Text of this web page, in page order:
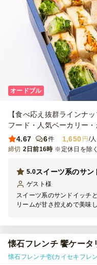
オードブル
【食べ応え抜群ラインナ
フード・人気ベーカリー
4.67
6件 1,650 円/
締切 2日前16時 ※定休日を除
スイーツ系のサン
5.0
ゲスト 様
スイーツ系のサンドイッチ
リームが甘さ控えめで美味
懐石フレンチ 饗ケータ
懐石フレンチ壱(カイセキフレ